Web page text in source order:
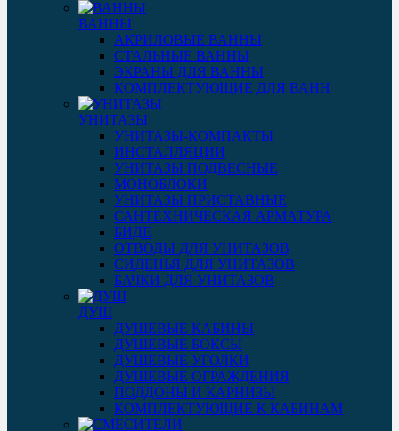
ВАННЫ
АКРИЛОВЫЕ ВАННЫ
СТАЛЬНЫЕ ВАННЫ
ЭКРАНЫ ДЛЯ ВАННЫ
КОМПЛЕКТУЮЩИЕ ДЛЯ ВАНН
УНИТАЗЫ
УНИТАЗЫ-КОМПАКТЫ
ИНСТАЛЛЯЦИИ
УНИТАЗЫ ПОДВЕСНЫЕ
МОНОБЛОКИ
УНИТАЗЫ ПРИСТАВНЫЕ
САНТЕХНИЧЕСКАЯ АРМАТУРА
БИДЕ
ОТВОДЫ ДЛЯ УНИТАЗОВ
СИДЕНЬЯ ДЛЯ УНИТАЗОВ
БАЧКИ ДЛЯ УНИТАЗОВ
ДУШ
ДУШЕВЫЕ КАБИНЫ
ДУШЕВЫЕ БОКСЫ
ДУШЕВЫЕ УГОЛКИ
ДУШЕВЫЕ ОГРАЖДЕНИЯ
ПОДДОНЫ И КАРНИЗЫ
КОМПЛЕКТУЮЩИЕ К КАБИНАМ